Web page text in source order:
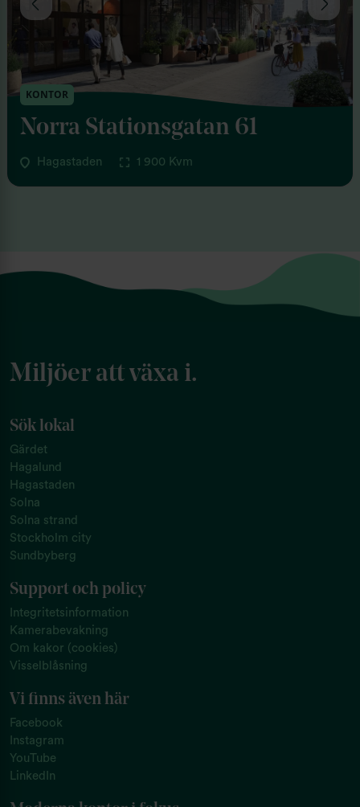
KONTOR
Norra Stationsgatan 61
Hagastaden 1 900 Kvm
Miljöer att växa i.
Sök lokal
Gärdet
Hagalund
Hagastaden
Solna
Solna strand
Stockholm city
Sundbyberg
Support och policy
Integritetsinformation
Kamerabevakning
Om kakor (cookies)
Visselblåsning
Vi finns även här
Facebook
Instagram
YouTube
LinkedIn